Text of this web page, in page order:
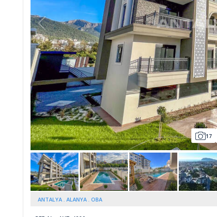
17
ANTALYA ALANYA OBA
Whatsapp